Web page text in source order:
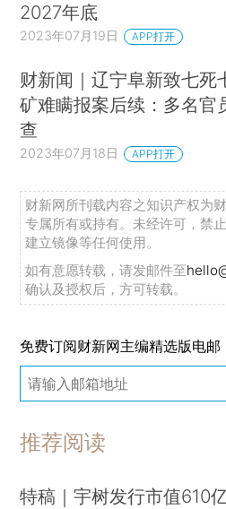
2027年底
2023年07月19日 APP打开
财新闻｜辽宁阜新致七死
矿难瞒报案后续：多名官
查
2023年07月18日 APP打开
财新网所刊载内容之知识产权为
专属所有或持有。未经许可，禁
建立镜像等任何使用。
如有意愿转载，请发邮件至
确认及授权后，方可转载。
免费订阅财新网主编精选版电邮
推荐阅读
特稿｜宇树发行市值610